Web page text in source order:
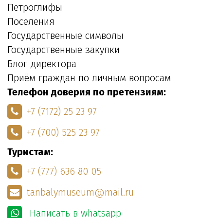
Петроглифы
Поселения
Государственные символы
Государственные закупки
Блог директора
Приём граждан по личным вопросам
Телефон доверия по претензиям:
+7 (7172) 25 23 97
+7 (700) 525 23 97
Туристам:
+7 (777) 636 80 05
tanbalymuseum@mail.ru
Написать в whatsapp